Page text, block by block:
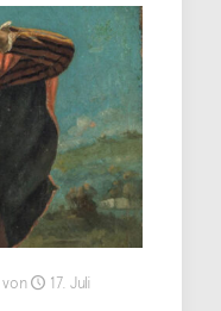
von
17. Juli